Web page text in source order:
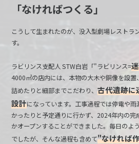
「なければつくる」
こうして生まれたのが、没入型劇場レストラ
す。
ラビリンス支配人 STW白岩「"ラビリンス=
4000㎡の店内には、本物の大木や銅像を設
詰めたりと細部までこだわり、古代遺跡に
設計になっています。工事過程では停電や
かったりと予定通りに行かず、2024年内の完
かオープンすることができました。毎日のよ
でしたが、そんな過程も含めて"なければ